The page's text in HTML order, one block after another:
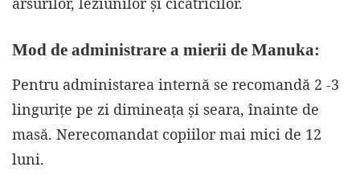
Mod de administrare a mierii de Manuka:
Pentru administarea internă se recomandă 2 -3
lingurițe pe zi dimineața și seara, înainte de
masă. Nerecomandat copiilor mai mici de 12
luni.